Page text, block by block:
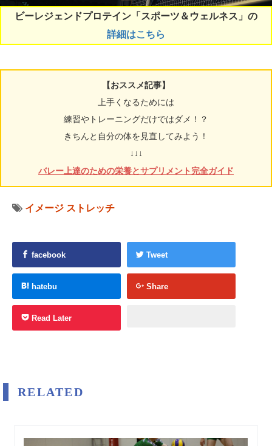
ビーレジェンドプロテイン「スポーツ＆ウェルネス」の
詳細はこちら
【おススメ記事】
上手くなるためには
練習やトレーニングだけではダメ！？
きちんと自分の体を見直してみよう！
↓↓↓
バレー上達のための栄養とサプリメント完全ガイド
イメージ ストレッチ
facebook Tweet
hatebu Share
Read Later
RELATED